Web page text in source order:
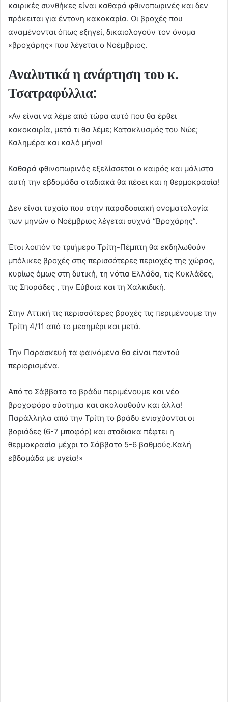
καιρικές συνθήκες είναι καθαρά φθινοπωρινές και δεν
πρόκειται για έντονη κακοκαρία. Οι βροχές που
αναμένονται όπως εξηγεί, δικαιολογούν τον όνομα
«βροχάρης» που λέγεται ο Νοέμβριος.
Αναλυτικά η ανάρτηση του κ.
Τσατραφύλλια:
«Αν είναι να λέμε από τώρα αυτό που θα έρθει
κακοκαιρία, μετά τι θα λέμε; Κατακλυσμός του Νώε;
Καλημέρα και καλό μήνα!
Καθαρά φθινοπωρινός εξελίσσεται ο καιρός και μάλιστα
αυτή την εβδομάδα σταδιακά θα πέσει και η θερμοκρασία!
Δεν είναι τυχαίο που στην παραδοσιακή ονοματολογία
των μηνών ο Νοέμβριος λέγεται συχνά “Βροχάρης”.
Έτσι λοιπόν το τριήμερο Τρίτη-Πέμπτη θα εκδηλωθούν
μπόλικες βροχές στις περισσότερες περιοχές της χώρας,
κυρίως όμως στη δυτική, τη νότια Ελλάδα, τις Κυκλάδες,
τις Σποράδες , την Εύβοια και τη Χαλκιδική.
Στην Αττική τις περισσότερες βροχές τις περιμένουμε την
Τρίτη 4/11 από το μεσημέρι και μετά.
Την Παρασκευή τα φαινόμενα θα είναι παντού
περιορισμένα.
Από το Σάββατο το βράδυ περιμένουμε και νέο
βροχοφόρο σύστημα και ακολουθούν και άλλα!
Παράλληλα από την Τρίτη το βράδυ ενισχύονται οι
βοριάδες (6-7 μποφόρ) και σταδιακα πέφτει η
θερμοκρασία μέχρι το Σάββατο 5-6 βαθμούς.Καλή
εβδομάδα με υγεία!»